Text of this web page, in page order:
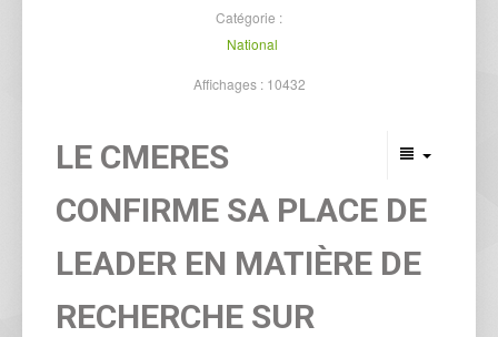
Catégorie :
National
Affichages : 10432
LE CMERES
CONFIRME SA PLACE DE
LEADER EN MATIÈRE DE
RECHERCHE SUR